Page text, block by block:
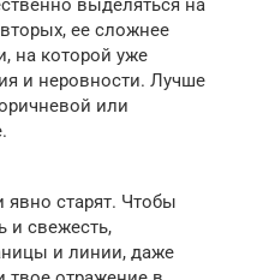
выделяться на
ее сложнее
на которой уже
и неровности. Лучше
или
явно старят. Чтобы
и свежесть,
и линии, даже